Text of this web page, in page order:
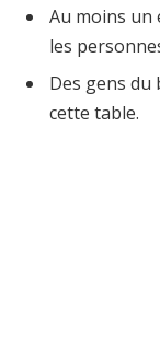
Au moins un
les
Des gens
cette table.